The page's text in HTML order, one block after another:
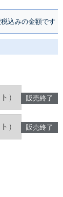
込みの金額です
） 販売終了
） 販売終了